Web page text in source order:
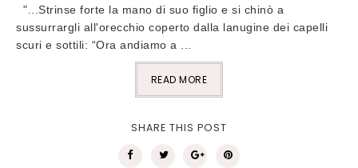
"...Strinse forte la mano di suo figlio e si chinò a
sussurrargli all'orecchio coperto dalla lanugine dei capelli
scuri e sottili: “Ora andiamo a ...
READ MORE
SHARE THIS POST